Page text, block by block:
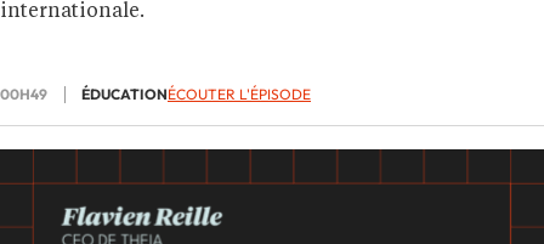
internationale.
00H49 ÉDUCATIONÉCOUTER L'ÉPISODE